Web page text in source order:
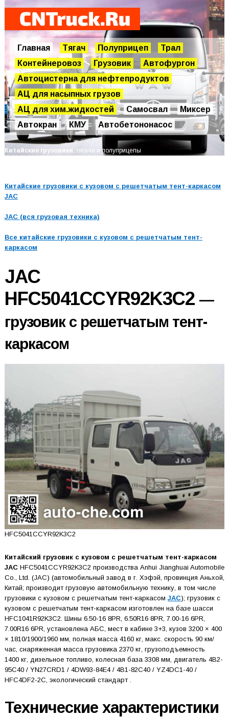
Главная Тягач Полуприцеп
Трал
Контейнеровоз
Грузовик
Автофургон
Автоцистерна для нефтепродуктов
АЦ для насыпных грузов
АЦ для хим.жидкостей
Самосвал
Миксер
Автокран
КМУ Автобетононасос
Китайские грузовики , тягачи и полуприцепы
Китайские грузовики с кузовом с решетчатым тент-каркасом
JAC
JAC (вся грузовая техника)
Все китайские грузовики с кузовом с решетчатым тент-
каркасом
JAC
HFC5041CCYR92K3C2 —
грузовик с решетчатым тент-
каркасом
HFC5041CCYR92K3C2
Китайский грузовик с кузовом с решетчатым тент-каркасом
JACHFC5041CCYR92K3C2 производства Anhui Jianghuai Automobile
Co., Ltd. (JAC) (автомобильный завод в г. Хэфэй, провинция Аньхой,
Китай; производит грузовую автомобильную технику, в том числе
грузовики с кузовом с решетчатым тент-каркасом JAC); грузовик с
кузовом с решетчатым тент-каркасом изготовлен на базе шасси
HFC1041R92K3C2. Шины 6.50-16 8PR, 6.50R16 8PR, 7.00-16 6PR,
7.00R16 6PR, установлена АБС, мест в кабине 3+3, кузов 3200 × 400
× 1810/1900/1960 мм, полная масса 4160 кг, макс. скорость 90 км/
час, снаряженная масса грузовика 2370 кг, грузоподъемность
1400 кг, дизельное топливо, колесная база 3308 мм, двигатель 4B2-
95C40 / YN27CRD1 / 4DW93-84E4 / 4B1-82C40 / YZ4DC1-40 /
HFC4DF2-2C, экологический стандарт .
Технические характеристики